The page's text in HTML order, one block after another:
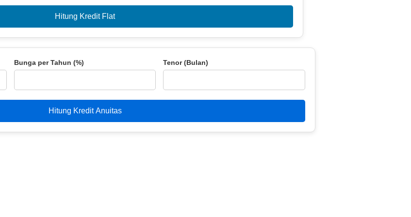
Hitung Kredit Flat
Bunga per Tahun (%) Tenor (Bulan)
Hitung Kredit Anuitas